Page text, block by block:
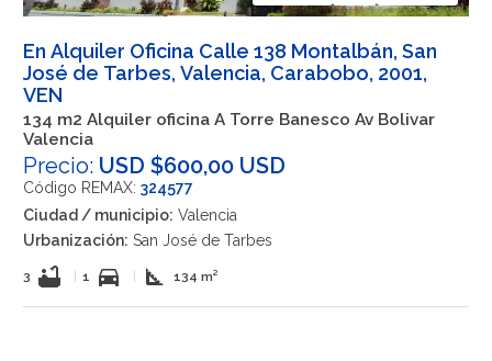
En Alquiler Oficina Calle 138 Montalbán, San
José de Tarbes, Valencia, Carabobo, 2001,
VEN
134 m2 Alquiler oficina A Torre Banesco Av Bolivar
Valencia
Precio: USD $600,00 USD
Código REMAX: 324577
Ciudad / municipio: Valencia
Urbanización: San José de Tarbes
3 bathtub 1 directions_car square_foot 134 m²